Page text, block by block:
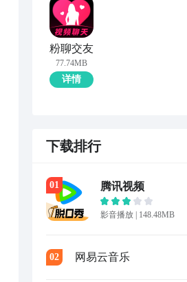
粉聊交友
77.74MB
详情
下载排行
01 腾讯视频
影音播放 | 148.48MB
02 网易云音乐